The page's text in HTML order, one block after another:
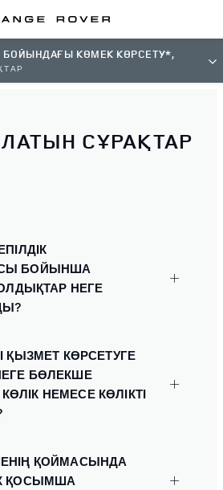
БОЙЫНДАҒЫ КӨМЕК КӨРСЕТУ*,
СҰРАҚТАР
БОЙЫНША
НЕГЕ
ҚЫЗМЕТ КӨРСЕТУГЕ
БӨЛЕКШЕ
НЕМЕСЕ КӨЛІКТІ
ҚОЙМАСЫНДА
ҚОСЫМША